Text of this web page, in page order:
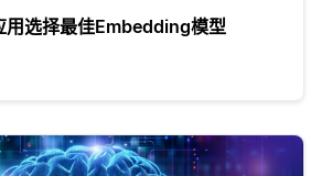
用选择最佳Embedding模型